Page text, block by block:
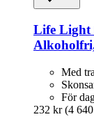
Life Light
Med
För
232 kr (4